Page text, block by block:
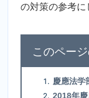
の対策の参考に
慶應法学
2018年